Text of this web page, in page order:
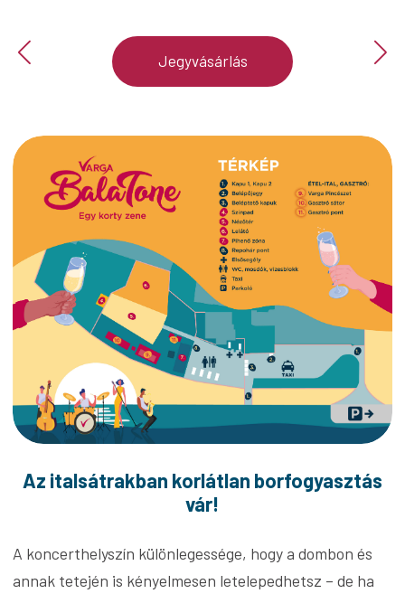
Jegyvásárlás
Az italsátrakban korlátlan borfogyasztás
vár!
A koncerthelyszín különlegessége, hogy a dombon és
annak tetején is kényelmesen letelepedhetsz – de ha